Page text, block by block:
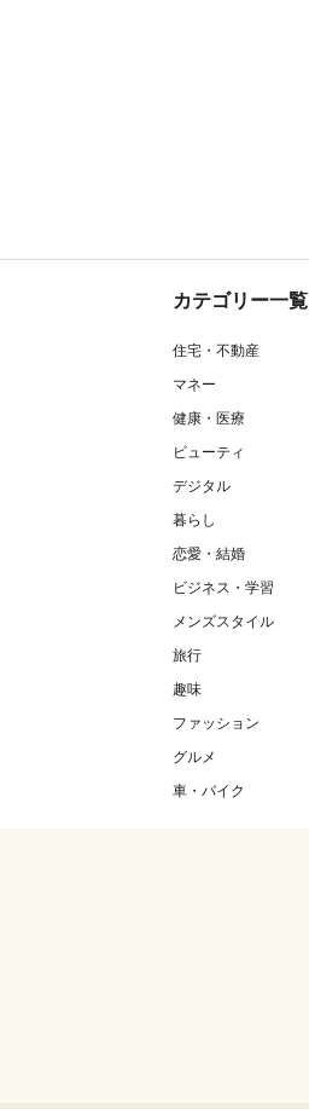
カテゴリー一覧
住宅・不動産
マネー
健康・医療
ビューティ
デジタル
暮らし
恋愛・結婚
ビジネス・学習
メンズスタイル
旅行
趣味
ファッション
グルメ
車・バイク